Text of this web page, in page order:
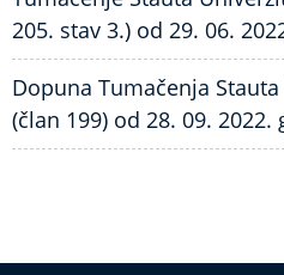
205. stav 3.) od 29. 06.
Dopuna Tumačenja
(član 199) od 28. 09. 2022.